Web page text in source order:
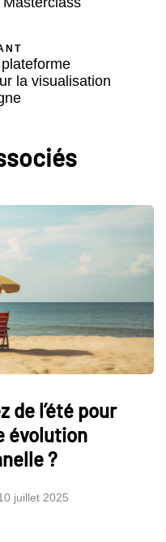
la visualisation
de l’été pour
évolution
?
juillet 2025